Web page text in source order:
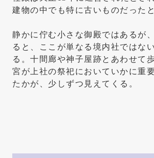
建物の中でも特に古いものだったと
静かに佇む小さな御殿ではあるが
ると、ここが単なる境内社ではな
る。十間廊や神子屋跡とあわせて
宮が上社の祭祀においていかに重
たかが、少しずつ見えてくる。